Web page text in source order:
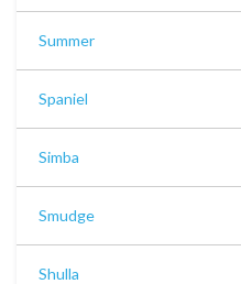
Summer
Spaniel
Simba
Smudge
Shulla